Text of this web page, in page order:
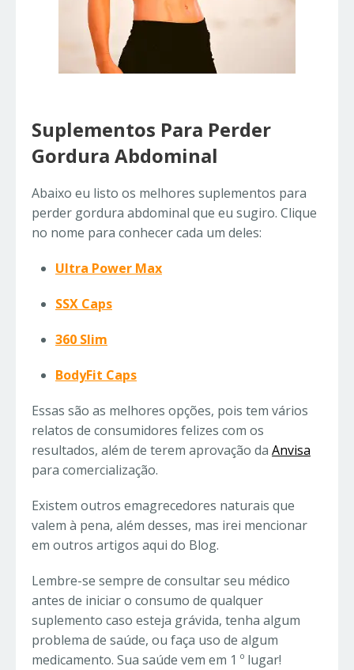
Suplementos Para Perder
Gordura Abdominal
Abaixo eu listo os melhores suplementos para
perder gordura abdominal que eu sugiro. Clique
no nome para conhecer cada um deles:
Ultra Power Max
SSX Caps
360 Slim
BodyFit Caps
Essas são as melhores opções, pois tem vários
relatos de consumidores felizes com os
resultados, além de terem aprovação da Anvisa
para comercialização.
Existem outros emagrecedores naturais que
valem à pena, além desses, mas irei mencionar
em outros artigos aqui do Blog.
Lembre-se sempre de consultar seu médico
antes de iniciar o consumo de qualquer
suplemento caso esteja grávida, tenha algum
problema de saúde, ou faça uso de algum
medicamento. Sua saúde vem em 1 º lugar!